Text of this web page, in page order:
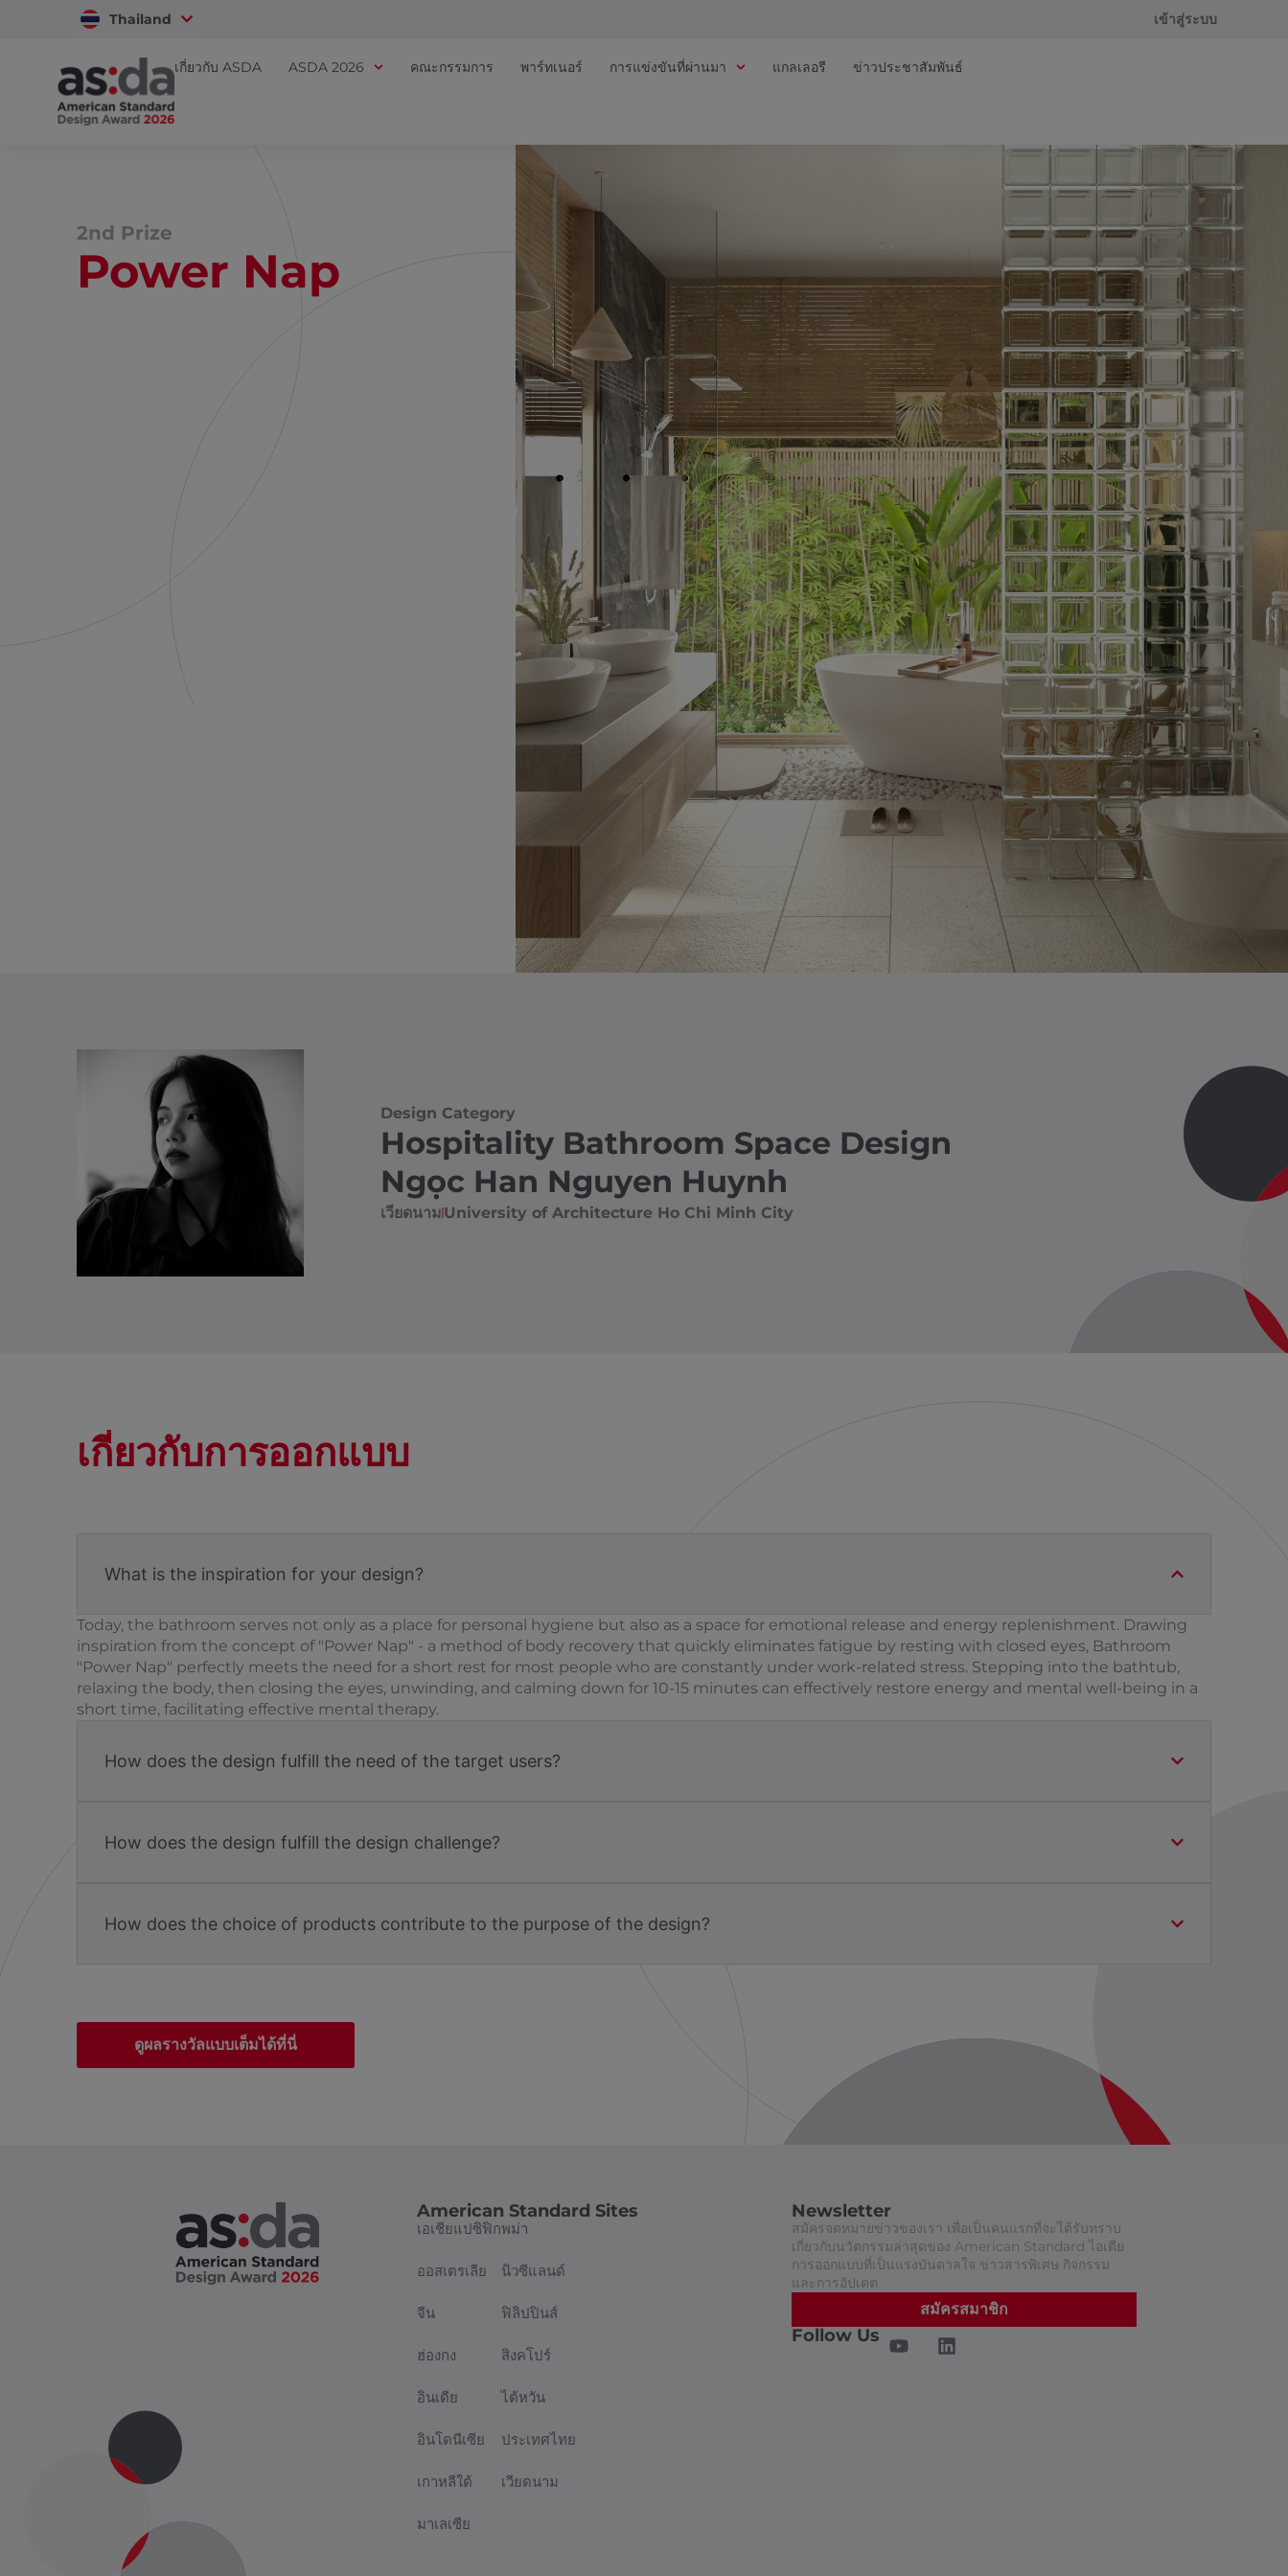
Thailand
Vietnam เข้าสู่ระบบ
เกี่ยวกับ ASDA ASDA 2026 คณะกรรมการ พาร์ทเนอร์ การแข่งขันที่ผ่านมา แกลเลอรี ข่าวประชาสัมพันธ์
2nd Prize
Power Nap
Design Category
Hospitality Bathroom Space Design
Ngọc Han Nguyen Huynh
เวียดนามUniversity of Architecture Ho Chi Minh City
เกี่ยวกับการออกแบบ
What is the inspiration for your design?
Today, the bathroom serves not only as a place for personal hygiene but also as a space for emotional release and energy replenishment. Drawing
inspiration from the concept of "Power Nap" - a method of body recovery that quickly eliminates fatigue by resting with closed eyes, Bathroom
"Power Nap" perfectly meets the need for a short rest for most people who are constantly under work-related stress. Stepping into the bathtub,
relaxing the body, then closing the eyes, unwinding, and calming down for 10-15 minutes can effectively restore energy and mental well-being in a
short time, facilitating effective mental therapy.
How does the design fulfill the need of the target users?
How does the design fulfill the design challenge?
How does the choice of products contribute to the purpose of the design?
ดูผลรางวัลแบบเต็มได้ที่นี่
American Standard Sites
เอเชียแปซิฟิก
ออสเตรเลีย
จีน
ฮ่องกง
อินเดีย
อินโดนีเซีย
เกาหลีใต้
มาเลเซีย
พม่า
นิวซีแลนด์
ฟิลิปปินส์
สิงคโปร์
ไต้หวัน
ประเทศไทย
เวียดนาม
Newsletter
สมัครจดหมายข่าวของเรา เพื่อเป็นคนแรกที่จะได้รับทราบ
เกี่ยวกับนวัตกรรมล่าสุดของ American Standard ไอเดีย
การออกแบบที่เป็นแรงบันดาลใจ ข่าวสารพิเศษ กิจกรรม
และการอัปเดต
สมัครสมาชิก
Follow Us